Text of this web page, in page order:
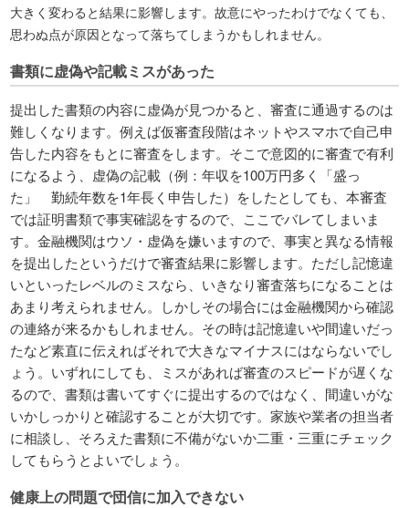
大きく変わると結果に影響します。故意にやったわけでなくても、
思わぬ点が原因となって落ちてしまうかもしれません。
書類に虚偽や記載ミスがあった
提出した書類の内容に虚偽が見つかると、審査に通過するのは
難しくなります。例えば仮審査段階はネットやスマホで自己申
告した内容をもとに審査をします。そこで意図的に審査で有利
になるよう、虚偽の記載（例：年収を100万円多く「盛っ
た」 勤続年数を1年長く申告した）をしたとしても、本審査
では証明書類で事実確認をするので、ここでバレてしまいま
す。金融機関はウソ・虚偽を嫌いますので、事実と異なる情報
を提出したというだけで審査結果に影響します。ただし記憶違
いといったレベルのミスなら、いきなり審査落ちになることは
あまり考えられません。しかしその場合には金融機関から確認
の連絡が来るかもしれません。その時は記憶違いや間違いだっ
たなど素直に伝えればそれで大きなマイナスにはならないでし
ょう。いずれにしても、ミスがあれば審査のスピードが遅くな
るので、書類は書いてすぐに提出するのではなく、間違いがな
いかしっかりと確認することが大切です。家族や業者の担当者
に相談し、そろえた書類に不備がないか二重・三重にチェック
してもらうとよいでしょう。
健康上の問題で団信に加入できない